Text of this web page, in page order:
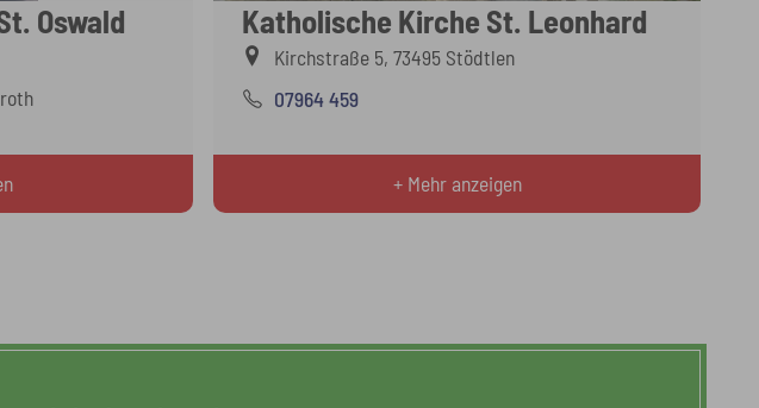
Oswald
Katholische Kirche St. Leonhard
Kirchstraße 5, 73495 Stödtlen
07964 459
+ Mehr anzeigen